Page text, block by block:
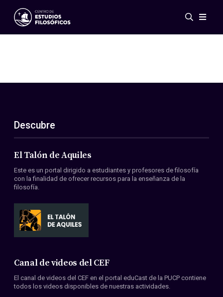
Eventos
ES
EN
Acerca de nosotros
Miembros
Convenios
Descubre
El Talón de Aquiles
Este es un portal dirigido a estudiantes y profesores de filosofía
con la finalidad de ofrecer recursos para la enseñanza de la
filosofía.
Canal de videos del CEF
El canal de videos del CEF en el portal eduCast de la PUCP contiene
todos los videos disponibles de nuestras actividades.